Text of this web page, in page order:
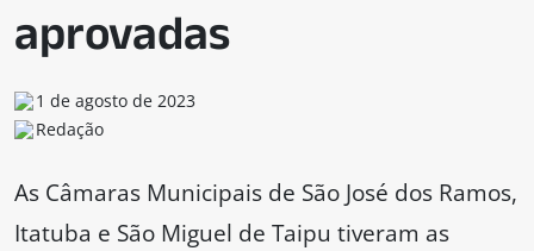
aprovadas
1 de agosto de 2023
Redação
As Câmaras Municipais de São José dos Ramos,
Itatuba e São Miguel de Taipu tiveram as